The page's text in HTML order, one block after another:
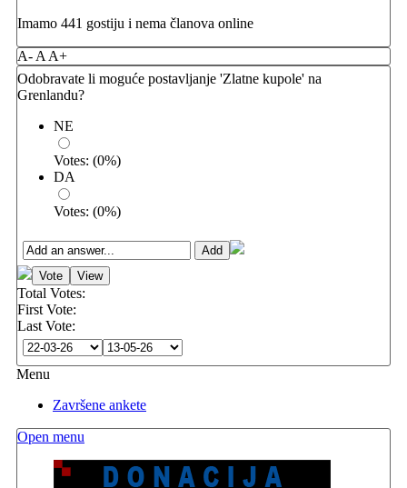
Imamo 441 gostiju i nema članova online
A- A A+
Odobravate li moguće postavljanje 'Zlatne kupole' na
Grenlandu?
NE
Votes: (0%)
DA
Votes: (0%)
Total Votes:
First Vote:
Last Vote:
Menu
Završene ankete
Open menu